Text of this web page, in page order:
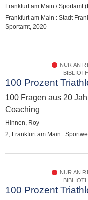
Frankfurt am Main / Sportamt
Frankfurt am Main : Stadt
Sportamt, 2020
NUR AN
100 Prozent
100 Fragen aus 20
Coaching
Hinnen, Roy
2, Frankfurt am Main :
NUR AN
100 Prozent